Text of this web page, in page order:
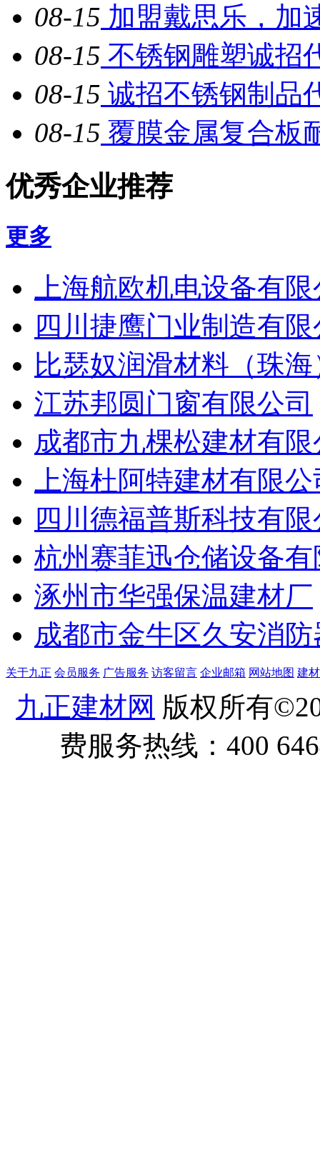
08-15 加盟戴思乐，加
08-15 不锈钢雕塑诚招
08-15 诚招不锈钢制品
08-15 覆膜金属复合板
优秀企业推荐
更多
上海航欧机电设备有
四川捷鹰门业制造有
比瑟奴润滑材料（珠
江苏邦圆门窗有限公司
成都市九棵松建材有
上海杜阿特建材有限
四川德福普斯科技有
杭州赛菲迅仓储设备
涿州市华强保温建材厂
成都市金牛区久安消
关于九正 会员服务 广告服务 访客留言 企业邮箱 网站地图 建
九正建材网 版权所有
费服务热线：400